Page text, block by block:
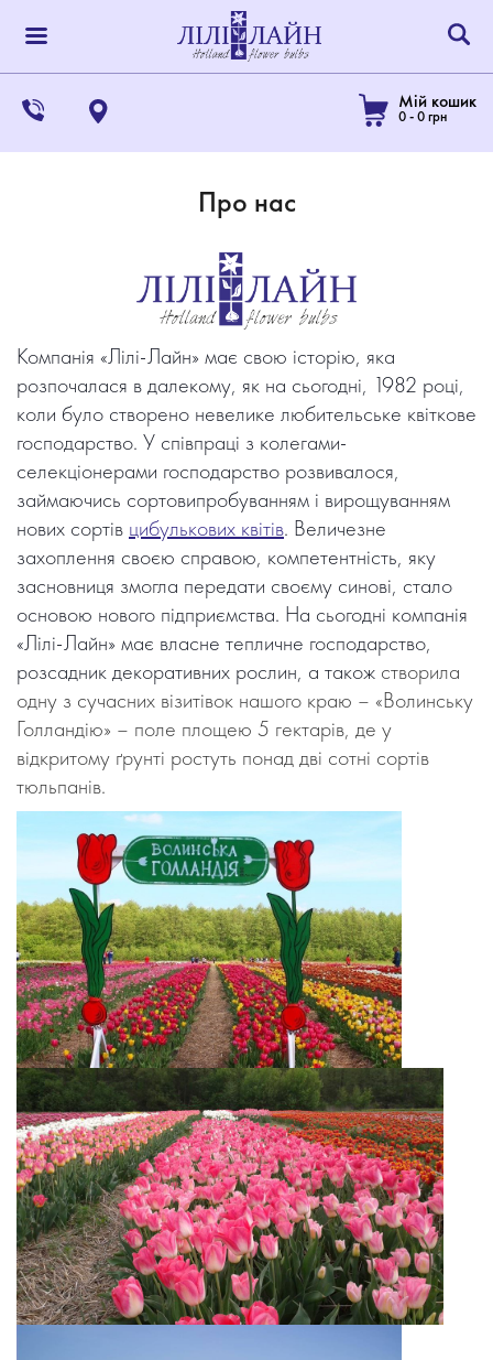
Мій кошик
0-0грн
Про нас
Компанія «Лілі-Лайн» має свою історію, яка
розпочалася в далекому, як на сьогодні, 1982 році,
коли було створено невелике любительське квіткове
господарство. У співпраці з колегами-
селекціонерами господарство розвивалося,
займаючись сортовипробуванням і вирощуванням
нових сортів цибулькових квітів. Величезне
захоплення своєю справою, компетентність, яку
засновниця змогла передати своєму синові, стало
основою нового підприємства. На сьогодні компанія
«Лілі-Лайн» має власне тепличне господарство,
розсадник декоративних рослин, а також створила
одну з сучасних візитівок нашого краю – «Волинську
Голландію» – поле площею 5 гектарів, де у
відкритому ґрунті ростуть понад дві сотні сортів
тюльпанів.